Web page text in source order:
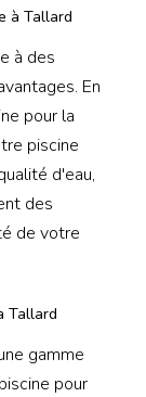
à Tallard
à des
En
pour la
piscine
d'eau,
des
de votre
Tallard
gamme
pour